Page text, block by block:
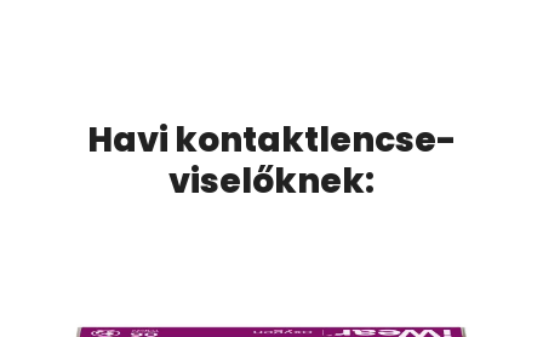
Havi kontaktlencse-
viselőknek: